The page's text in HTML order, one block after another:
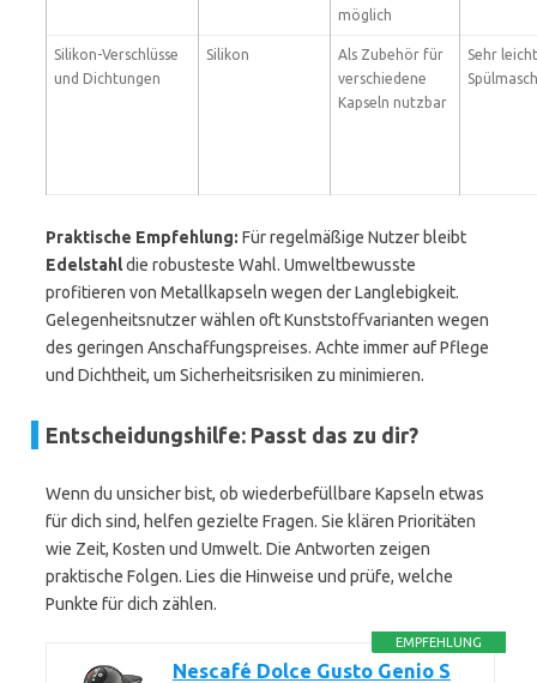
möglich
Silikon-Verschlüsse
und Dichtungen
Silikon
Als Zubehör für
verschiedene
Kapseln nutzbar
Sehr
Praktische Empfehlung: Für regelmäßige Nutzer bleibt
Edelstahldie robusteste Wahl. Umweltbewusste
profitieren von Metallkapseln wegen der Langlebigkeit.
Gelegenheitsnutzer wählen oft Kunststoffvarianten wegen
des geringen Anschaffungspreises. Achte immer auf Pflege
und Dichtheit, um Sicherheitsrisiken zu minimieren.
Entscheidungshilfe: Passt das zu dir?
Wenn du unsicher bist, ob wiederbefüllbare Kapseln etwas
für dich sind, helfen gezielte Fragen. Sie klären Prioritäten
wie Zeit, Kosten und Umwelt. Die Antworten zeigen
praktische Folgen. Lies die Hinweise und prüfe, welche
Punkte für dich zählen.
EMPFEHLUNG
Nescafé Dolce Gusto Genio S